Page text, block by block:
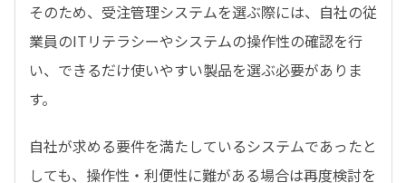
そのため、受注管理システムを選ぶ際には、自社の従
業員のITリテラシーやシステムの操作性の確認を行
い、できるだけ使いやすい製品を選ぶ必要がありま
す。
自社が求める要件を満たしているシステムであったと
しても、操作性・利便性に難がある場合は再度検討を